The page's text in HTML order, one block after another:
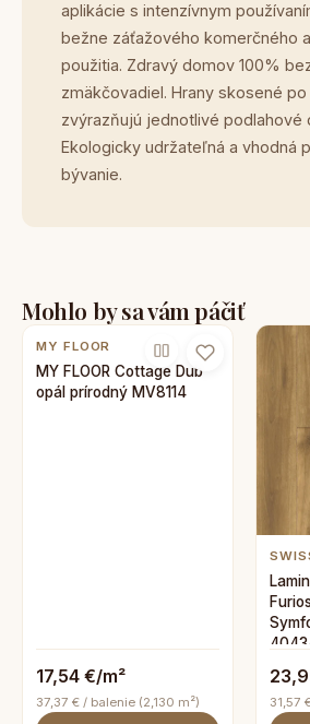
aplikácie s intenzívnym
bežne záťažového komerčného
použitia. Zdravý domov 100%
zmäkčovadiel. Hrany skosené
zvýrazňujú jednotlivé podlahové
Ekologicky udržateľná a vhodná
bývanie.
Mohlo by sa vám páčiť
MY FLOOR
MY FLOOR Cottage Dub
opál prírodný MV8114
17,54 €/m²
37,37 € / balenie (2,130 m²) 31,57